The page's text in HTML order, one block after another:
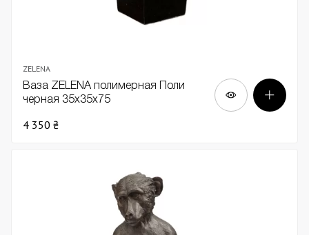
ZELENA
Ваза ZELENA полимерная Поли
черная 35х35х75
4 350 ₴